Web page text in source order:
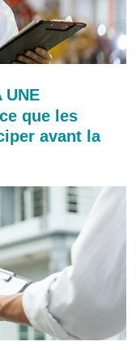
UNE
que les
avant la